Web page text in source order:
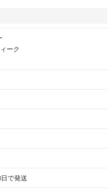
あるが程度良好の商品
見れる商品
品
ランクは、あくまで弊社基準にて
場合も御座いますので、あらかじ
います。
ーク
で発送